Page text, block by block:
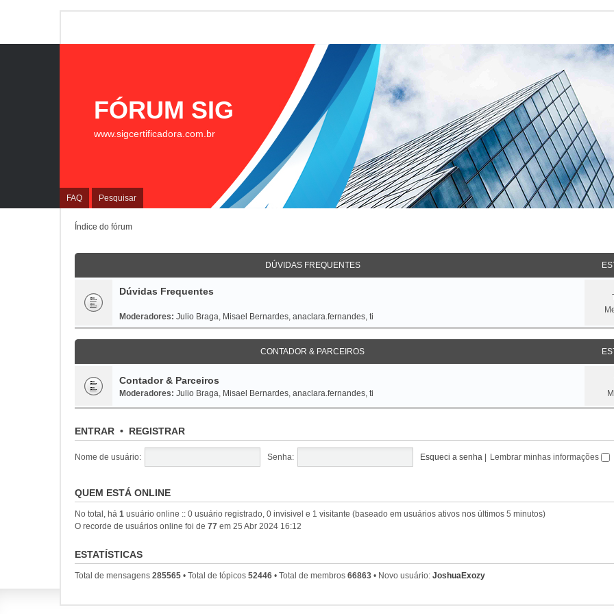
FAQ Pesquisar
FÓRUM SIG
www.sigcertificadora.com.br
Índice do fórum
DÚVIDAS FREQUENTES
Dúvidas Frequentes
Moderadores: Julio Braga, Misael Bernardes, anaclara.fernandes, ti
CONTADOR & PARCEIROS
Contador & Parceiros
Moderadores: Julio Braga, Misael Bernardes, anaclara.fernandes, ti
ENTRAR • REGISTRAR
Nome de usuário: Senha: Esqueci a senha Lembrar minhas informações
QUEM ESTÁ ONLINE
No total, há 1 usuário online :: 0 usuário registrado, 0 invisivel e 1 visitante (baseado em usuários ativos nos últimos 5 minutos)
O recorde de usuários online foi de 77 em 25 Abr 2024 16:12
ESTATÍSTICAS
Total de mensagens 285565 • Total de tópicos 52446 • Total de membros 66863 • Novo usuário: JoshuaExozy